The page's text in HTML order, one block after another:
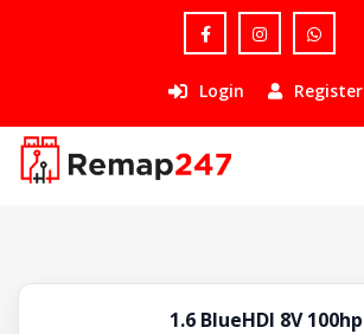
Login Register
1.6 BlueHDI 8V 100hp